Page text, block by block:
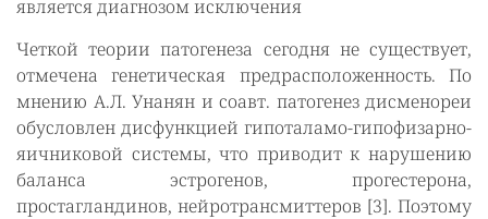
является диагнозом исключения
Четкой теории патогенеза сегодня не существует,
отмечена генетическая предрасположенность. По
мнению А.Л. Унанян и соавт. патогенез дисменореи
обусловлен дисфункцией гипоталамо-гипофизарно-
яичниковой системы, что приводит к нарушению
баланса эстрогенов, прогестерона,
простагландинов, нейротрансмиттеров [3]. Поэтому